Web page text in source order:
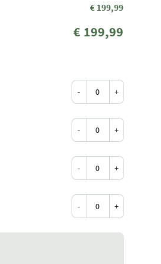
€ 199,99
€ 199,99
- +
- +
- +
- +